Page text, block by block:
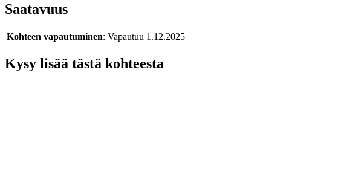
Saatavuus
Kohteen vapautuminen: Vapautuu 1.12.2025
Kysy lisää tästä kohteesta